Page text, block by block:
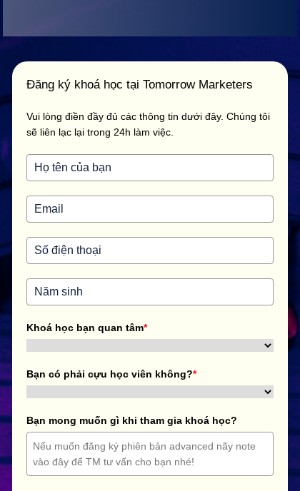
Đăng ký khoá học tại Tomorrow Marketers
Vui lòng điền đầy đủ các thông tin dưới đây. Chúng tôi
sẽ liên lạc lại trong 24h làm việc.
Khoá học bạn quan tâm*
Bạn có phải cựu học viên không?*
Bạn mong muốn gì khi tham gia khoá học?